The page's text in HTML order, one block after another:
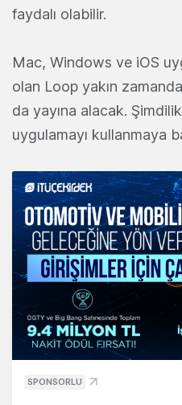
faydalı olabilir.
Mac, Windows ve iOS
olan Loop yakın
da yayına alacak. Şimdilik
uygulamayı kullanmaya
SPONSORLU